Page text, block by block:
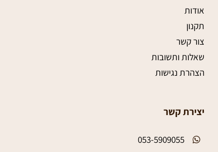
אודות
תקנון
צור קשר
שאלות ותשובות
הצהרת נגישות
יצירת קשר
053-5909055